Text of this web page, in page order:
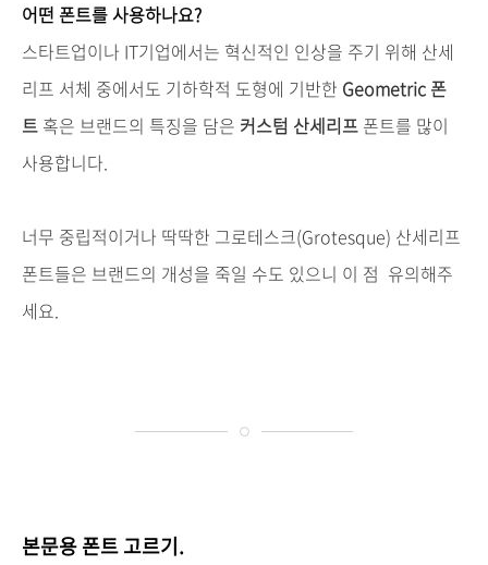
어떤 폰트를사용하나요?
스타트업이나 IT기업에서는 혁신적인 인상을 주기 위해 산세
리프 서체 중에서도 기하학적 도형에 기반한 Geometric 폰
트 혹은 브랜드의 특징을 담은 커스텀 산세리프 폰트를 많이
사용합니다.
너무 중립적이거나 딱딱한 그로테스크(Grotesque) 산세리프
폰트들은 브랜드의 개성을 죽일 수도 있으니 이 점 유의해주
세요.
본문용 폰트 고르기.